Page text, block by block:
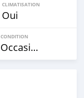
CLIMATISATION
Oui
CONDITION
Occasion